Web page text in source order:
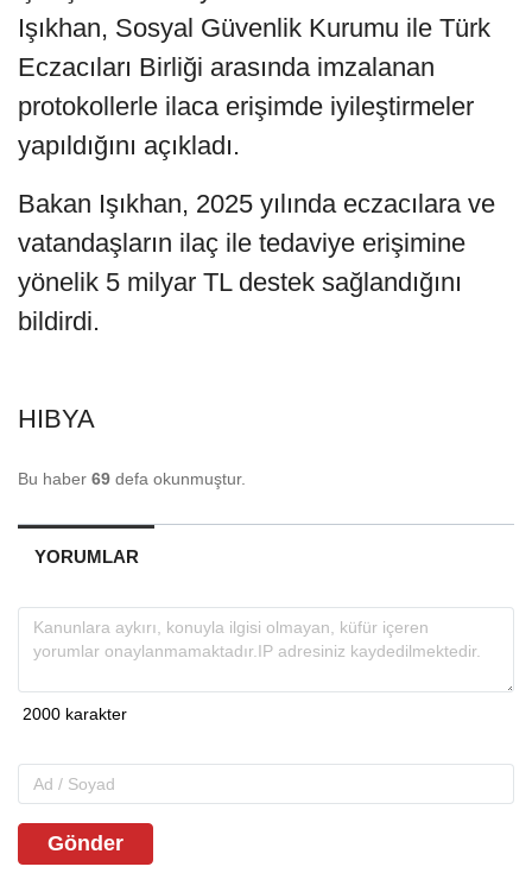
Işıkhan, Sosyal Güvenlik Kurumu ile Türk
Eczacıları Birliği arasında imzalanan
protokollerle ilaca erişimde iyileştirmeler
yapıldığını açıkladı.
Bakan Işıkhan, 2025 yılında eczacılara ve
vatandaşların ilaç ile tedaviye erişimine
yönelik 5 milyar TL destek sağlandığını
bildirdi.
HIBYA
Bu haber 69 defa okunmuştur.
YORUMLAR
Gönder